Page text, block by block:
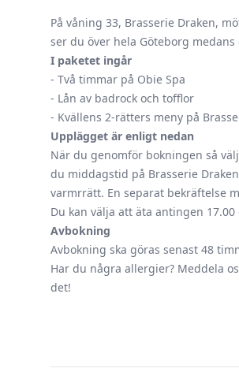
På våning 33, Brasserie Draken,
ser du över hela Göteborg
I paketet ingår
- Två timmar på Obie Spa
- Lån av badrock och tofflor
- Kvällens 2-rätters meny på
Upplägget är enligt nedan
När du genomför bokningen så
du middagstid på Brasserie
varmrrätt. En separat bekräftelse
Du kan välja att äta antingen 17.00
Avbokning
Avbokning ska göras senast 48
Har du några allergier? Meddela
det!